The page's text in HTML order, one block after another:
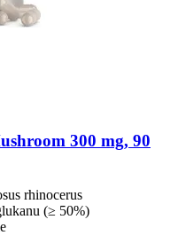
300 mg, 90
rhinocerus
(≥ 50%)